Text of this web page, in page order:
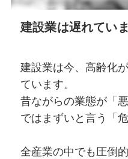
建設業は遅れてい
建設業は今、高齢化
ています。
昔ながらの業態が「
ではまずいと言う「
全産業の中でも圧倒